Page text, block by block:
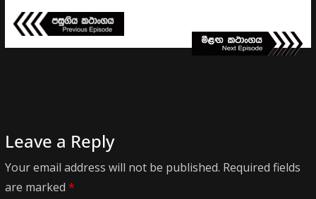
Leave a Reply
Your email address will not be published. Required fields
are marked *